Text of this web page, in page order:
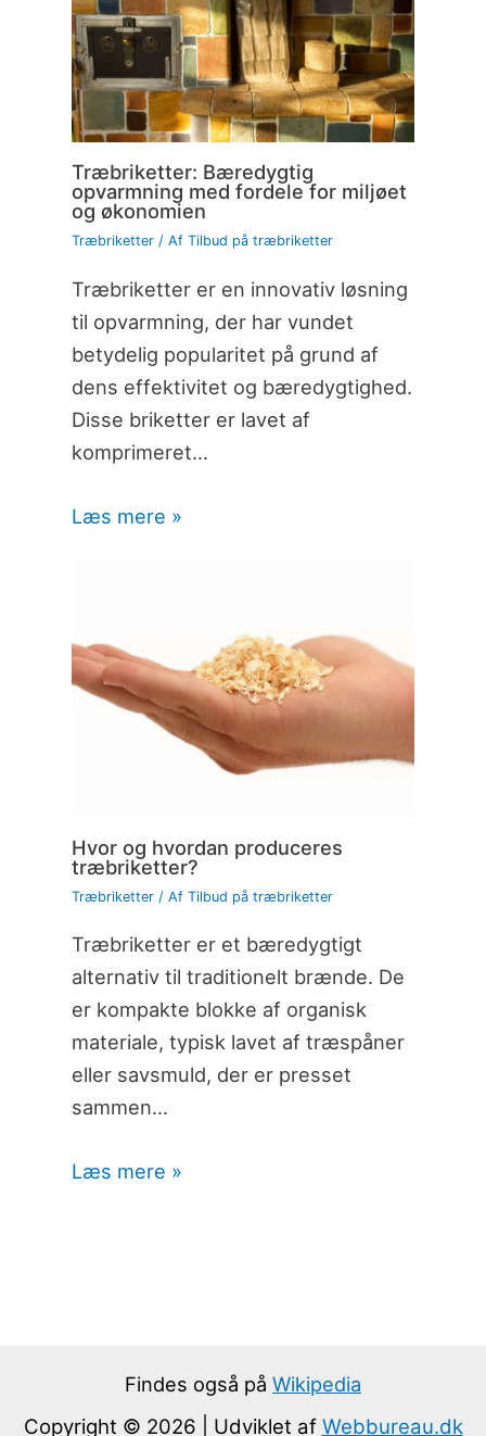
Træbriketter: Bæredygtig
opvarmning med fordele for miljøet
og økonomien
Træbriketter/ Af Tilbud på træbriketter
Træbriketter er en innovativ løsning
til opvarmning, der har vundet
betydelig popularitet på grund af
dens effektivitet og bæredygtighed.
Disse briketter er lavet af
komprimeret…
Læs mere »
Hvor og hvordan produceres
træbriketter?
Træbriketter/ Af Tilbud på træbriketter
Træbriketter er et bæredygtigt
alternativ til traditionelt brænde. De
er kompakte blokke af organisk
materiale, typisk lavet af træspåner
eller savsmuld, der er presset
sammen…
Læs mere »
Findes også på Wikipedia
Copyright © 2026 | Udviklet af Webbureau.dk